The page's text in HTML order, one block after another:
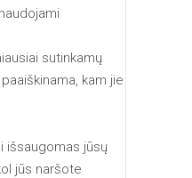
sutinkamų
kam jie
išsaugomas jūsų
jūs naršote